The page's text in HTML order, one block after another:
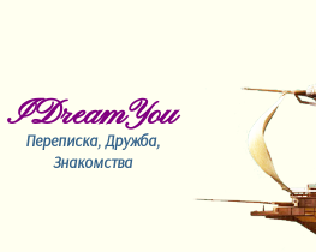
IDreamYou
Переписка, Дружба,
Знакомства